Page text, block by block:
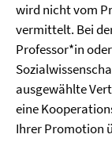
wird nicht vom
vermittelt. Bei
Professor*in
ausgewählte
eine
Ihrer Promotion